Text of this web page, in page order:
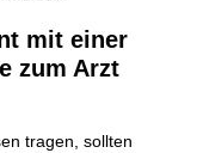
mit einer
zum Arzt
tragen, sollten